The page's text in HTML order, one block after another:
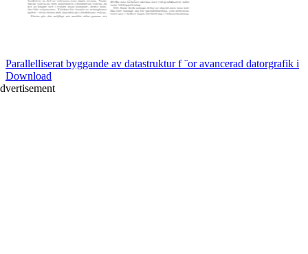
Parallelliserat byggande av datastruktur f ¨or avancerad datorgrafik i
Download